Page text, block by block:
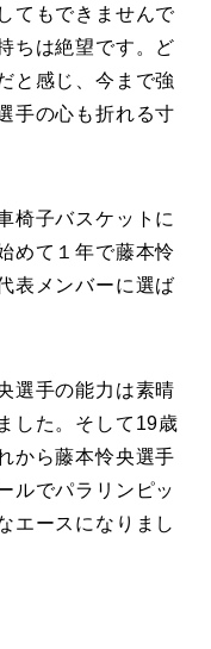
てもできませんで
ちは絶望です。ど
と感じ、今まで強
手の心も折れる寸
椅子バスケットに
めて１年で藤本怜
表メンバーに選ば
選手の能力は素晴
した。そして19歳
から藤本怜央選手
ルでパラリンピッ
エースになりまし